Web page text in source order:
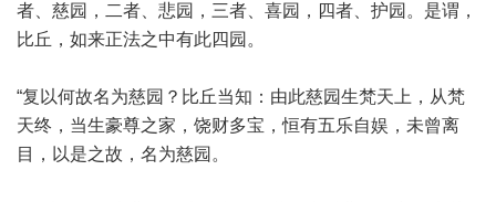
者、慈园，二者、悲园，三者、喜园，四者、护园。是谓，
比丘，如来正法之中有此四园。
“复以何故名为慈园？比丘当知：由此慈园生梵天上，从梵
天终，当生豪尊之家，饶财多宝，恒有五乐自娱，未曾离
目，以是之故，名为慈园。